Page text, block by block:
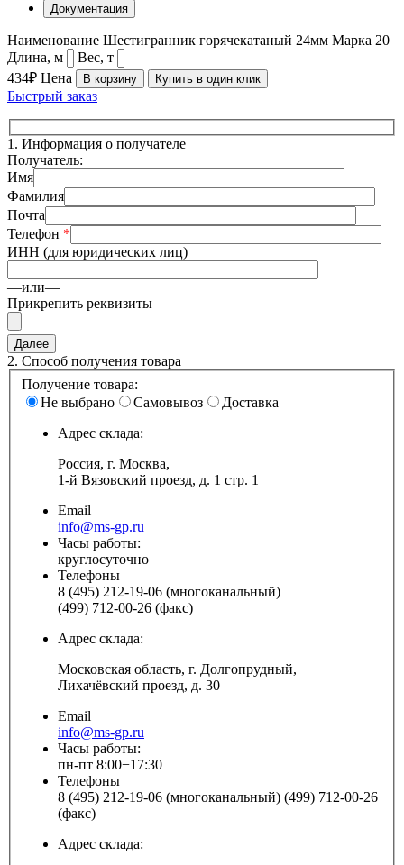
Документация
Наименование Шестигранник горячекатаный 24мм Марка 20
Длина, м
Вес, т
434₽ Цена В корзину Купить в один клик
Быстрый заказ
1. Информация о получателе
Получатель:
Имя
Фамилия
Почта
Телефон *
ИНН (для юридических лиц)
—или—
Прикрепить реквизиты
2. Способ получения товара
Получение товара:
Не выбрано
Самовывоз
Доставка
Адрес склада:
Россия, г. Москва,
1-й Вязовский проезд, д. 1 стр. 1
Email
info@ms-gp.ru
Часы работы:
круглосуточно
Телефоны
8 (495) 212-19-06 (многоканальный)
(499) 712-00-26 (факс)
Адрес склада:
Московская область, г. Долгопрудный,
Лихачёвский проезд, д. 30
Email
info@ms-gp.ru
Часы работы:
пн-пт 8:00−17:30
Телефоны
8 (495) 212-19-06 (многоканальный) (499) 712-00-26
(факс)
Адрес склада: